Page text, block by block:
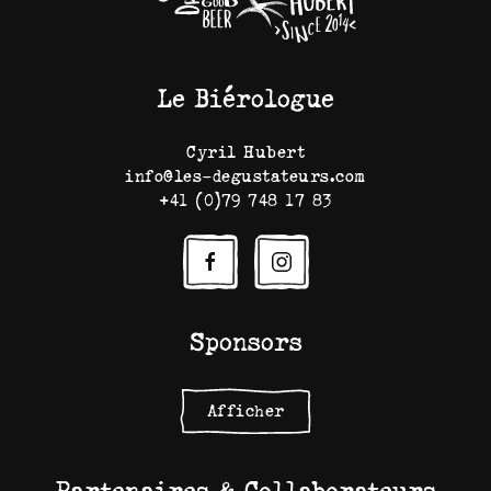
Le Biérologue
Cyril Hubert
info@les-degustateurs.com
+41 (0)79 748 17 83
Sponsors
Afficher